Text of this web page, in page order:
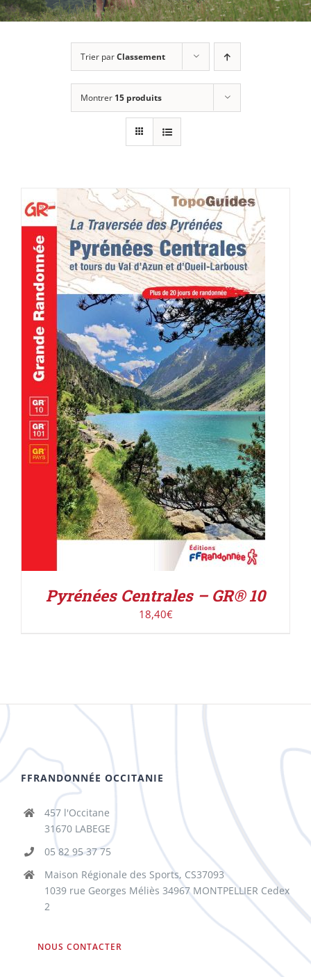
Trier parClassement
Montrer 15 produits
AJOUTER AU PANIER / DÉTAILS
Pyrénées Centrales – GR® 10
18,40€
FFRANDONNÉE OCCITANIE
457 l'Occitane
31670 LABEGE
05 82 95 37 75
Maison Régionale des Sports, CS37093
1039 rue Georges Méliès 34967 MONTPELLIER Cedex
2
NOUS CONTACTER